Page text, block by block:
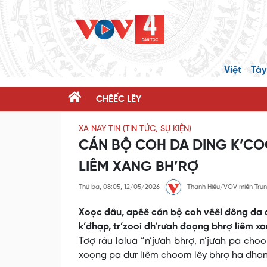
Việt
CHÊẾC LÊY
XA NAY TIN (TIN TỨC, SỰ KIỆN)
CÁN BỘ COH DA DING
LIÊM XANG BH’RỢ
Thứ ba, 08:05, 12/05/2026 Thanh Hiếu/VOV miền
Xoọc đâu, apêê cán bộ coh vêêl đông da
k’đhạp, tr’zooi đh’rưah đoọng bhrợ liêm
Tơợ râu lalua “n’jưah bhrợ, n’jưah pa
xoọng pa dưr liêm choom lêy bhrợ ha